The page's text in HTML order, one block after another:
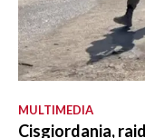
MULTIMEDIA
Cisgiordania,